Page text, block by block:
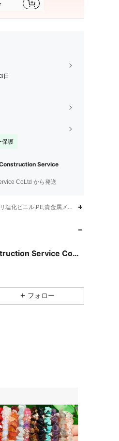
日
保護
Service
CoLtd から発送
塩化ビニル,PE,貴金属メッキなし
Gaotang Xinghuida Construction Service CoLtd
フォロー